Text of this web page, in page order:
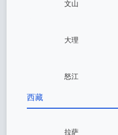
文山
大理
怒江
西藏
拉萨